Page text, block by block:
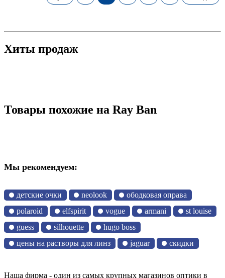
Хиты продаж
Товары похожие на Ray Ban
Мы рекомендуем:
детские очки neolook
ободковая оправа
polaroid
elfspirit vogue armani
st louise
guess
silhouette
hugo boss
цены на растворы для линз
jaguar скидки
Наша фирма - один из самых крупных магазинов оптики в